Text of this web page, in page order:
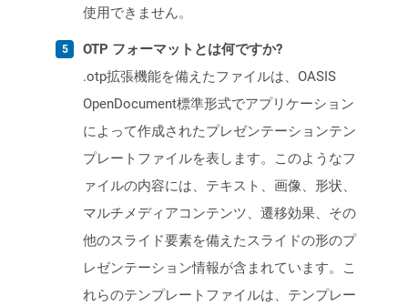
使用できません。
OTP フォーマットとは何ですか?
.otp拡張機能を備えたファイルは、OASIS
OpenDocument標準形式でアプリケーション
によって作成されたプレゼンテーションテン
プレートファイルを表します。このようなフ
ァイルの内容には、テキスト、画像、形状、
マルチメディアコンテンツ、遷移効果、その
他のスライド要素を備えたスライドの形のプ
レゼンテーション情報が含まれています。こ
れらのテンプレートファイルは、テンプレー